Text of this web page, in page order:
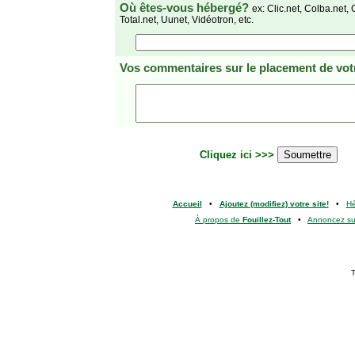
Où êtes-vous hébergé? ex: Clic.net, Colba.net,
Total.net, Uunet, Vidéotron, etc.
Vos commentaires sur le placement de
Cliquez ici >>>
Accueil • Ajoutez (modifiez) votre site!•
À propos de Fouillez-Tout• Annoncez